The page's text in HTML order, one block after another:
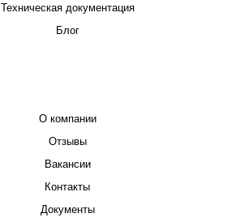
Техническая документация
Блог
О компании
Отзывы
Вакансии
Контакты
Документы